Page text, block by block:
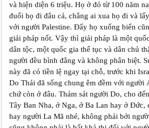
và hiện diện 6 triệu. Họ ở đó từ 100 năm
đuổi họ đi đâu cả, chẳng ai xua họ đi và
với người Palestine. Đẩy họ xuống biển
giải pháp nốt. Vậy thì giải pháp là một
dân tộc, một quốc gia thế tục và dân chủ
người đều bình đẳng và không phân biệt.
này đã có tiền lệ ngay tại chỗ, trước khi
Do Thái đã sống chung êm đềm với người
chứ còn ở đâu. Thảm sát người Do, cho
Tây Ban Nha, ở Nga, ở Ba Lan hay ở
hay người La Mã nhé, không phải bởi